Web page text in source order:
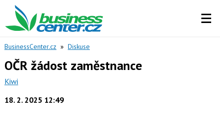
BusinessCenter.cz » Diskuse
OČR žádost zaměstnance
Kiwi
18. 2. 2025 12:49